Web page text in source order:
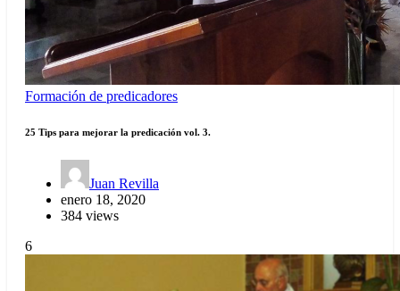
Formación de predicadores
25 Tips para mejorar la predicación vol. 3.
Juan Revilla
enero 18, 2020
384 views
6